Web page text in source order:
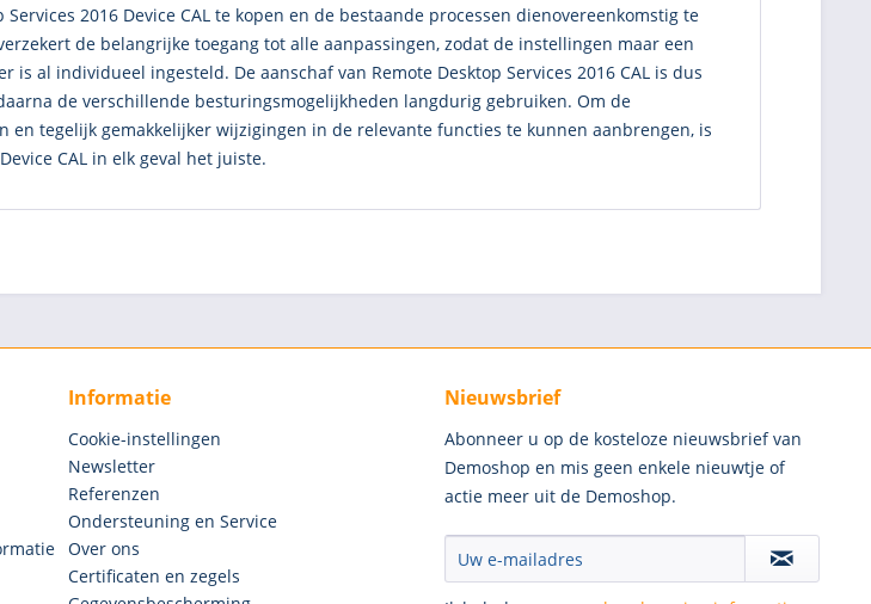
2016 Device CAL te kopen en de bestaande processen dienovereenkomstig te
de belangrijke toegang tot alle aanpassingen, zodat de instellingen maar een
is al individueel ingesteld. De aanschaf van Remote Desktop Services 2016 CAL is dus
de verschillende besturingsmogelijkheden langdurig gebruiken. Om de
en tegelijk gemakkelijker wijzigingen in de relevante functies te kunnen aanbrengen, is
CAL in elk geval het juiste.
Informatie
Cookie-instellingen
Newsletter
Referenzen
Ondersteuning en Service
Over ons
Certificaten en zegels
Nieuwsbrief
Abonneer u op de kosteloze nieuwsbrief van
Demoshop en mis geen enkele nieuwtje of
actie meer uit de Demoshop.